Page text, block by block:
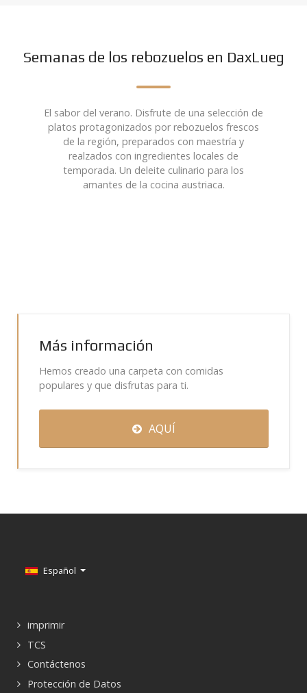
Semanas de los rebozuelos en DaxLueg
El sabor del verano. Disfrute de una selección de
platos protagonizados por rebozuelos frescos
de la región, preparados con maestría y
realzados con ingredientes locales de
temporada. Un deleite culinario para los
amantes de la cocina austriaca.
Más información
Hemos creado una carpeta con comidas
populares y que disfrutas para ti.
AQUÍ
Seleccione su idioma
Español
imprimir
TCS
Contáctenos
Protección de Datos